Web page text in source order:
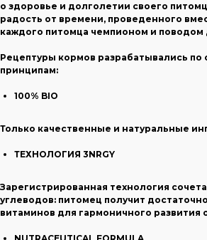
о здоровье и долголетии своего
радость от времени, проведенного
каждого питомца чемпионом и поводом
Рецептуры кормов разрабатывались
принципам:
100% BIO
Только качественные и натуральные
ТЕХНОЛОГИЯ 3NRGY
Зарегистрированная технология
углеводов: питомец получит
витаминов для гармоничного развития